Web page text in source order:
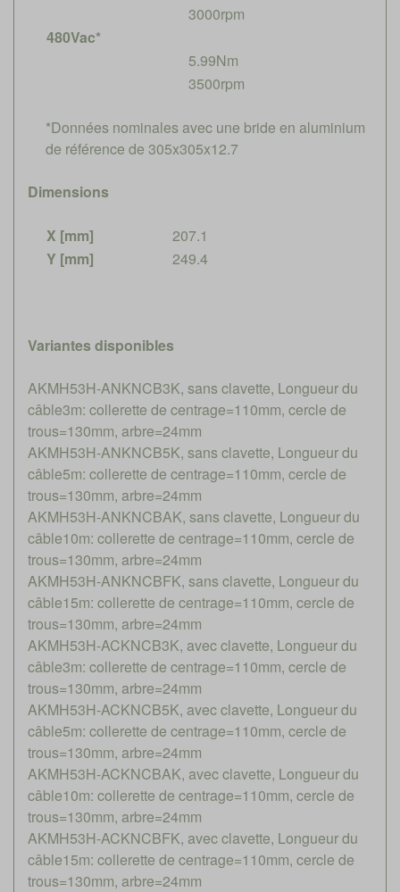
3000rpm
480Vac*
5.99Nm
3500rpm
*Données nominales avec une bride en aluminium
de référence de 305x305x12.7
Dimensions
X [mm]
207.1
Y [mm]
249.4
Variantes disponibles
AKMH53H-ANKNCB3K, sans clavette, Longueur du
câble3m: collerette de centrage=110mm, cercle de
trous=130mm, arbre=24mm
AKMH53H-ANKNCB5K, sans clavette, Longueur du
câble5m: collerette de centrage=110mm, cercle de
trous=130mm, arbre=24mm
AKMH53H-ANKNCBAK, sans clavette, Longueur du
câble10m: collerette de centrage=110mm, cercle de
trous=130mm, arbre=24mm
AKMH53H-ANKNCBFK, sans clavette, Longueur du
câble15m: collerette de centrage=110mm, cercle de
trous=130mm, arbre=24mm
AKMH53H-ACKNCB3K, avec clavette, Longueur du
câble3m: collerette de centrage=110mm, cercle de
trous=130mm, arbre=24mm
AKMH53H-ACKNCB5K, avec clavette, Longueur du
câble5m: collerette de centrage=110mm, cercle de
trous=130mm, arbre=24mm
AKMH53H-ACKNCBAK, avec clavette, Longueur du
câble10m: collerette de centrage=110mm, cercle de
trous=130mm, arbre=24mm
AKMH53H-ACKNCBFK, avec clavette, Longueur du
câble15m: collerette de centrage=110mm, cercle de
trous=130mm, arbre=24mm